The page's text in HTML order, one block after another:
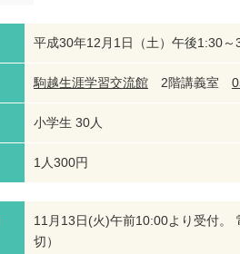
平成30年12月1日（土）午後1:30～
駒越生涯学習交流館 2階講義室
小学生 30人
1人300円
11月13日(火)午前10:00より受付。
切）